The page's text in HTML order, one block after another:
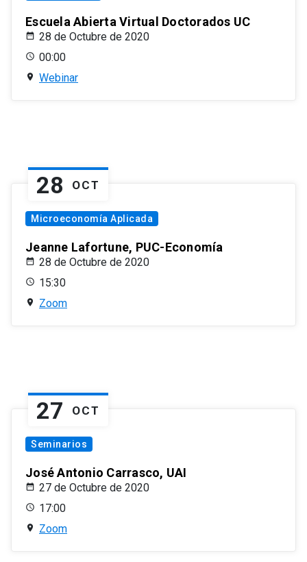
Escuela Abierta Virtual Doctorados UC
28 de Octubre de 2020
00:00
Webinar
28 OCT
Microeconomía Aplicada
Jeanne Lafortune, PUC-Economía
28 de Octubre de 2020
15:30
Zoom
27 OCT
Seminarios
José Antonio Carrasco, UAI
27 de Octubre de 2020
17:00
Zoom